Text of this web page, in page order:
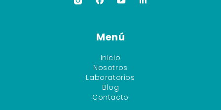
Menú
Inicio
Nosotros
Laboratorios
Blog
Contacto